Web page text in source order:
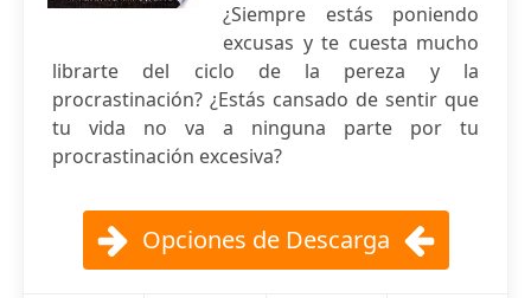
¿Siempre estás poniendo
excusas y te cuesta mucho
librarte del ciclo de la pereza y la
procrastinación? ¿Estás cansado de sentir que
tu vida no va a ninguna parte por tu
procrastinación excesiva?
Opciones de Descarga